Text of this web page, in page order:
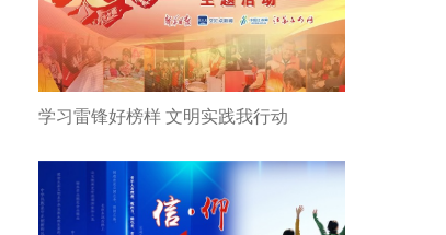
学习雷锋好榜样 文明实践我行动